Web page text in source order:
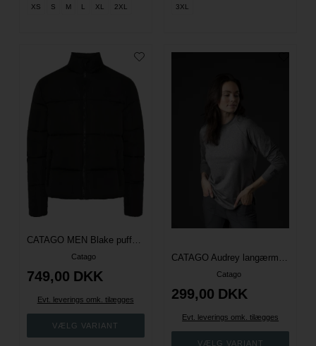
XS S M L XL 2XL 3XL
CATAGO MEN Blake puffer ridejakke - Sort
Catago
749,00 DKK
Evt. leverings omk. tilægges
Catago
299,00 DKK
Evt. leverings omk. tilægges